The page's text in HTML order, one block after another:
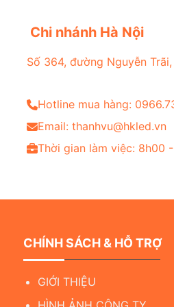
Chi nhánh Hà Nội
Số 364, đường Nguyễn
Hotline mua hàng:
Email: thanhvu@hkled.vn
Thời gian làm việc: 8h00
CHÍNH SÁCH & HỖ TRỢ
GIỚI THIỆU